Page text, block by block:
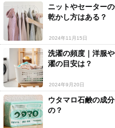
ニットやセーター
乾かし方はある？
2024年11月15日
洗濯の頻度｜洋服
濯の目安は？
2024年9月20日
ウタマロ石鹸の成
の？